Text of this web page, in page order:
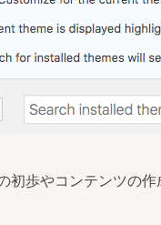
歩やコンテンツの作